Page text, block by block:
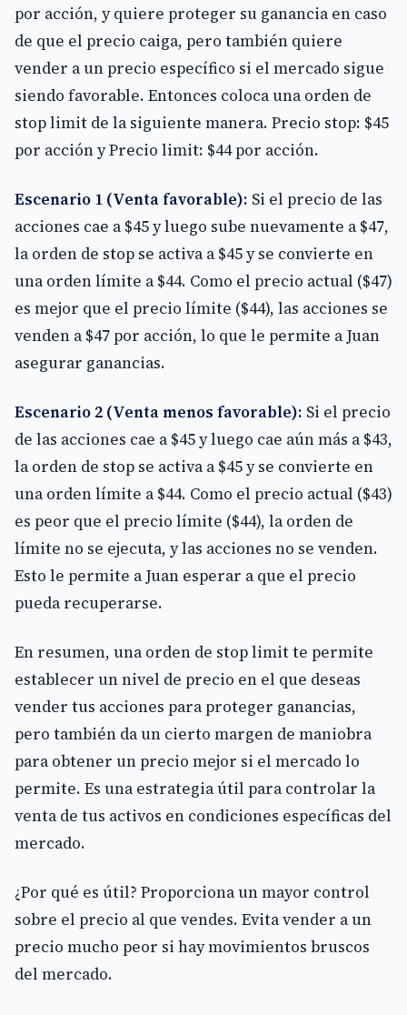
por acción, y quiere proteger su ganancia en caso
de que el precio caiga, pero también quiere
vender a un precio específico si el mercado sigue
siendo favorable. Entonces coloca una orden de
stop limit de la siguiente manera. Precio stop: $45
por acción y Precio limit: $44 por acción.
Escenario 1 (Venta favorable): Si el precio de las
acciones cae a $45 y luego sube nuevamente a $47,
la orden de stop se activa a $45 y se convierte en
una orden límite a $44. Como el precio actual ($47)
es mejor que el precio límite ($44), las acciones se
venden a $47 por acción, lo que le permite a Juan
asegurar ganancias.
Escenario 2 (Venta menos favorable): Si el precio
de las acciones cae a $45 y luego cae aún más a $43,
la orden de stop se activa a $45 y se convierte en
una orden límite a $44. Como el precio actual ($43)
es peor que el precio límite ($44), la orden de
límite no se ejecuta, y las acciones no se venden.
Esto le permite a Juan esperar a que el precio
pueda recuperarse.
En resumen, una orden de stop limit te permite
establecer un nivel de precio en el que deseas
vender tus acciones para proteger ganancias,
pero también da un cierto margen de maniobra
para obtener un precio mejor si el mercado lo
permite. Es una estrategia útil para controlar la
venta de tus activos en condiciones específicas del
mercado.
¿Por qué es útil? Proporciona un mayor control
sobre el precio al que vendes. Evita vender a un
precio mucho peor si hay movimientos bruscos
del mercado.